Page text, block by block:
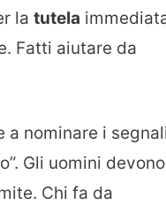
la tutela
Fatti aiutare da
a nominare i
Gli uomini devono
Chi fa da